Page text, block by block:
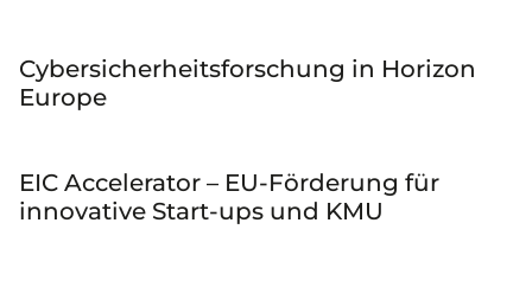
Cybersicherheitsforschung in Horizon
Europe
EIC Accelerator – EU-Förderung für
innovative Start-ups und KMU